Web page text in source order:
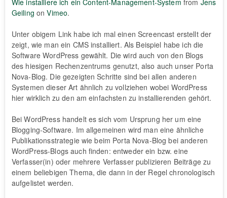
Geiling onVimeo.
Unter obigem Link habe ich mal einen Screencast erstellt der
zeigt, wie man ein CMS installiert. Als Beispiel habe ich die
Software WordPress gewählt. Die wird auch von den Blogs
des hiesigen Rechenzentrums genutzt, also auch unser Porta
Nova-Blog. Die gezeigten Schritte sind bei allen anderen
Systemen dieser Art ähnlich zu vollziehen wobei WordPress
hier wirklich zu den am einfachsten zu installierenden gehört.
Bei WordPress handelt es sich vom Ursprung her um eine
Blogging-Software. Im allgemeinen wird man eine ähnliche
Publikationsstrategie wie beim Porta Nova-Blog bei anderen
WordPress-Blogs auch finden: entweder ein bzw. eine
Verfasser(in) oder mehrere Verfasser publizieren Beiträge zu
einem beliebigen Thema, die dann in der Regel chronologisch
aufgelistet werden.